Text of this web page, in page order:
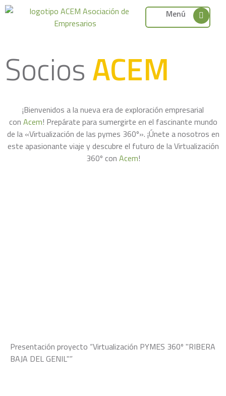
Menú
SociosACEM
¡Bienvenidos a la nueva era de exploración empresarial
con Acem! Prepárate para sumergirte en el fascinante mundo
de la «Virtualización de las pymes 360º». ¡Únete a nosotros en
este apasionante viaje y descubre el futuro de la Virtualización
360º con Acem!
Presentación proyecto “Virtualización PYMES 360º "RIBERA
BAJA DEL GENIL"”